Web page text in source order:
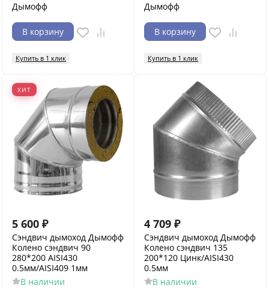
Дымофф
В корзину
Купить в 1 клик
Дымофф
В корзину
Купить в 1 клик
ХИТ
5 600 ₽
Сэндвич дымоход Дымофф
Колено сэндвич 90
280*200 AISI430
0.5мм/AISI409 1мм
В наличии
4 709 ₽
Сэндвич дымоход Дымофф
Колено сэндвич 135
200*120 Цинк/AISI430
0.5мм
В наличии